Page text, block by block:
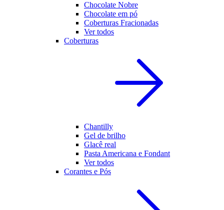
Chocolate Nobre
Chocolate em pó
Coberturas Fracionadas
Ver todos
Coberturas
Chantilly
Gel de brilho
Glacê real
Pasta Americana e Fondant
Ver todos
Corantes e Pós